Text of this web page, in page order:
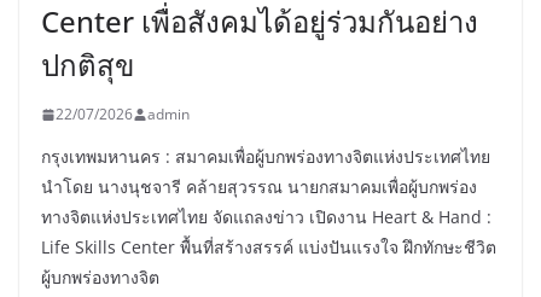
Center เพื่อสังคมได้อยู่ร่วมกันอย่าง
ปกติสุข
22/07/2026 admin
กรุงเทพมหานคร : สมาคมเพื่อผู้บกพร่องทางจิตแห่งประเทศไทย
นำโดย นางนุชจารี คล้ายสุวรรณ นายกสมาคมเพื่อผู้บกพร่อง
ทางจิตแห่งประเทศไทย จัดแถลงข่าว เปิดงาน Heart & Hand :
Life Skills Center พื้นที่สร้างสรรค์ แบ่งปันแรงใจ ฝึกทักษะชีวิต
ผู้บกพร่องทางจิต